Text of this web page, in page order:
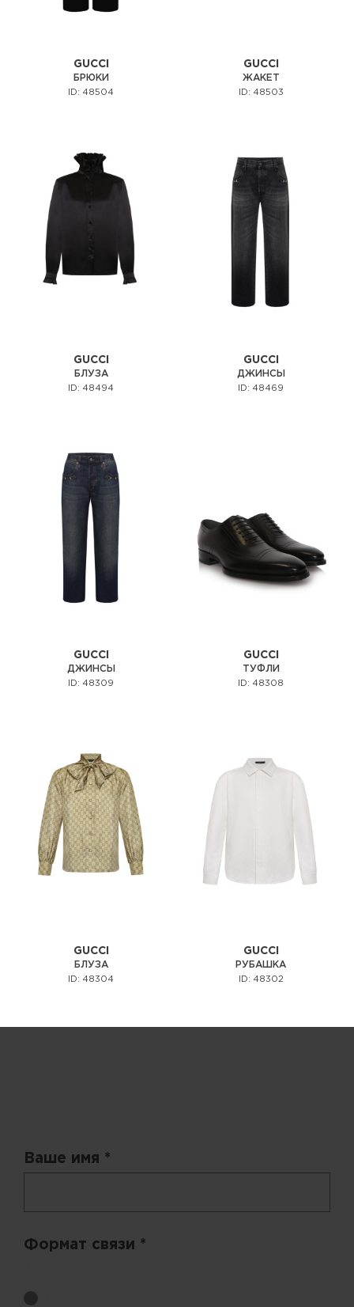
GUCCI
БРЮКИ
ID: 48504
GUCCI
ЖАКЕТ
ID: 48503
GUCCI
БЛУЗА
ID: 48494
GUCCI
ДЖИНСЫ
ID: 48469
GUCCI
ДЖИНСЫ
ID: 48309
GUCCI
ТУФЛИ
ID: 48308
GUCCI
БЛУЗА
ID: 48304
GUCCI
РУБАШКА
ID: 48302
Ваше имя *
Формат связи *